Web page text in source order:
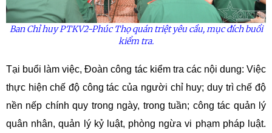
Ban Chỉ huy PTKV2-Phúc Thọ quán triệt yêu cầu, mục đích buổi
kiểm tra.
Tại buổi làm việc, Đoàn công tác kiểm tra các nội dung: Việc
thực hiện chế độ công tác của người chỉ huy; duy trì chế độ
nền nếp chính quy trong ngày, trong tuần; công tác quản lý
quân nhân, quản lý kỷ luật, phòng ngừa vi phạm pháp luật.